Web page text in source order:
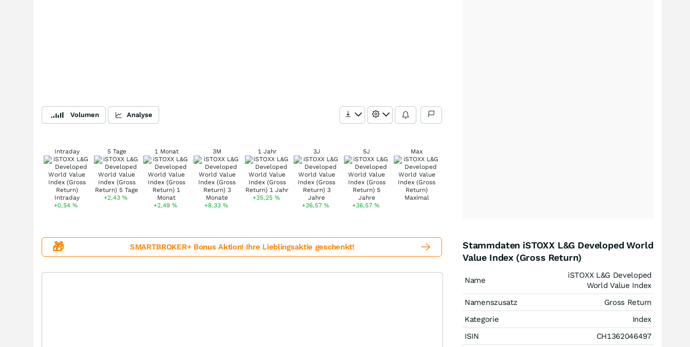
Volumen Analyse
Intraday
+0,54%
5 Tage
+2,43%
1 Monat
+2,49%
3M
+8,33 %
1 Jahr
+35,25 %
3J
+36,57%
5J
+36,57 %
Max
🎁 SMARTBROKER+ Bonus Aktion! Ihre Lieblingsaktie geschenkt!
Stammdaten iSTOXX L&G Developed World
Value Index (Gross Return)
Name
iSTOXX L&G Developed
World Value Index
Namenszusatz
Gross Return
Kategorie
Index
ISIN
CH1362046497